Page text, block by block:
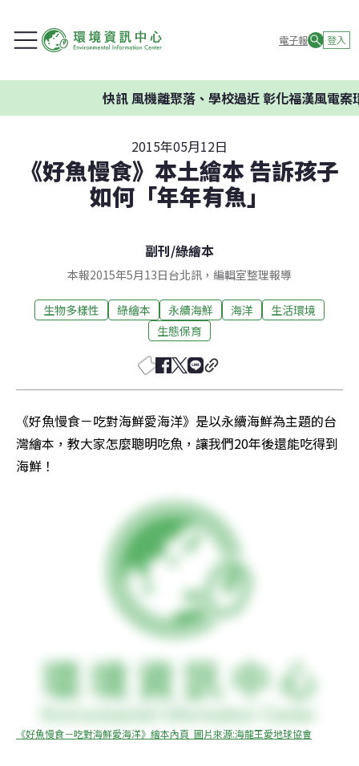
電子報 登入
快訊風機離聚落、學校過近 彰化福漢風電案環
2015年05月12日
《好魚慢食》本土繪本 告訴孩子
如何「年年有魚」
副刊/綠繪本
本報2015年5月13日台北訊，編輯室整理報導
生物多樣性 綠繪本 永續海鮮 海洋
生活環境
生態保育
《好魚慢食－吃對海鮮愛海洋》是以永續海鮮為主題的台
灣繪本，教大家怎麼聰明吃魚，讓我們20年後還能吃得到
海鮮！
《好魚慢食－吃對海鮮愛海洋》繪本內頁  圖片來源:海龍王愛地球協會